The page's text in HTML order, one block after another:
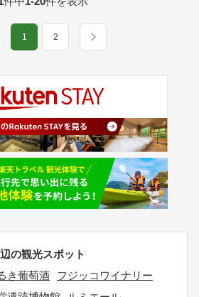
1 2
の観光スポット
き葡萄酒
フジッコワイナリー